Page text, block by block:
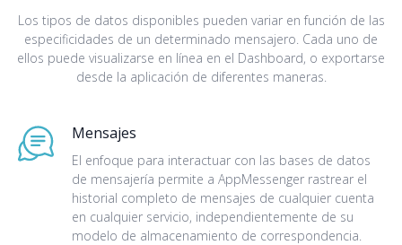
Los tipos de datos disponibles pueden variar en función de las
especificidades de un determinado mensajero. Cada uno de
ellos puede visualizarse en línea en el Dashboard, o exportarse
desde la aplicación de diferentes maneras.
Mensajes
El enfoque para interactuar con las bases de datos
de mensajería permite a AppMessenger rastrear el
historial completo de mensajes de cualquier cuenta
en cualquier servicio, independientemente de su
modelo de almacenamiento de correspondencia.